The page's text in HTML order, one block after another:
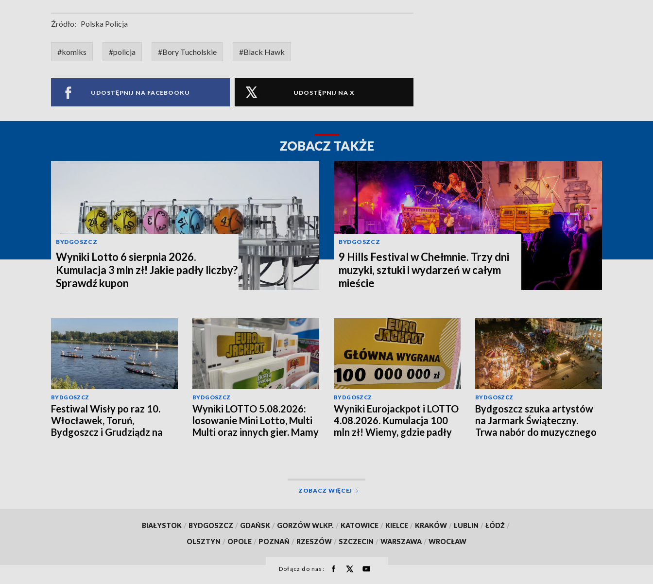
Źródło: Polska Policja
#komiks #policja #Bory Tucholskie #Black Hawk
UDOSTĘPNIJ NA FACEBOOKU UDOSTĘPNIJ NA X
ZOBACZ TAKŻE
BYDGOSZCZ
Wyniki Lotto 6 sierpnia 2026.
Kumulacja 3 mln zł! Jakie padły liczby?
Sprawdź kupon
BYDGOSZCZ
9 Hills Festival w Chełmnie. Trzy dni
muzyki, sztuki i wydarzeń w całym
mieście
BYDGOSZCZ
Festiwal Wisły po raz 10.
Włocławek, Toruń,
Bydgoszcz i Grudziądz na
BYDGOSZCZ
Wyniki LOTTO 5.08.2026:
losowanie Mini Lotto, Multi
Multi oraz innych gier. Mamy
BYDGOSZCZ
Wyniki Eurojackpot i LOTTO
4.08.2026. Kumulacja 100
mln zł! Wiemy, gdzie padły
BYDGOSZCZ
Bydgoszcz szuka artystów
na Jarmark Świąteczny.
Trwa nabór do muzycznego
ZOBACZ WIĘCEJ
BIAŁYSTOK / BYDGOSZCZ / GDAŃSK / GORZÓW WLKP. / KATOWICE / KIELCE / KRAKÓW / LUBLIN / ŁÓDŹ /
OLSZTYN / OPOLE / POZNAŃ / RZESZÓW / SZCZECIN / WARSZAWA / WROCŁAW
Dołącz do nas: